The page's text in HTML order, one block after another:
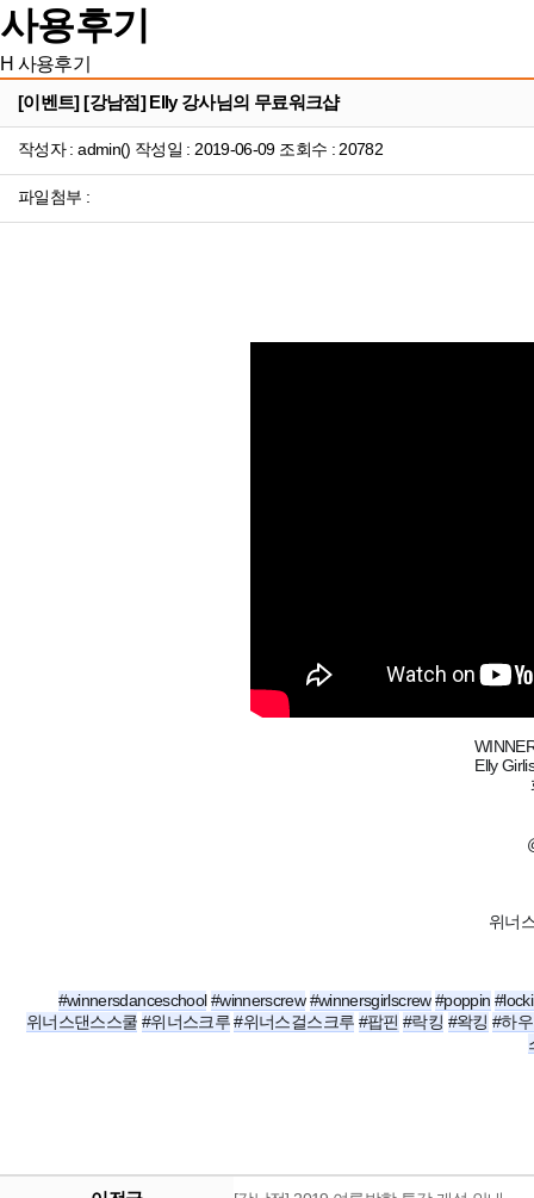
사용후기
H 사용후기
[이벤트] [강남점] Elly 강사님의 무료워크샵
작성자 : admin() 작성일 : 2019-06-09 조회수 : 20782
파일첨부 :
Elly
위너
#winnersdanceschool #winnerscrew #winnersgirlscrew #poppin
위너스댄스스쿨 #위너스크루 #위너스걸스크루 #팝핀 #락킹 #왁킹 #하